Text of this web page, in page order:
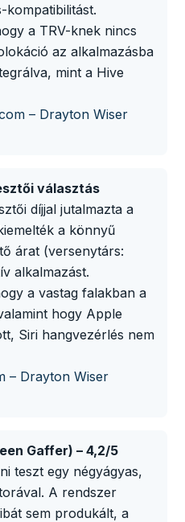
a TRV-knek nincs
az alkalmazásba
mint a Hive
– Drayton Wiser
választás
díjjal jutalmazta a
a könnyű
árat (versenytárs:
alkalmazást.
a vastag falakban a
hogy Apple
Siri hangvezérlés nem
– Drayton Wiser
Gaffer) – 4,2/5
teszt egy négyágyas,
A rendszer
sem produkált, a